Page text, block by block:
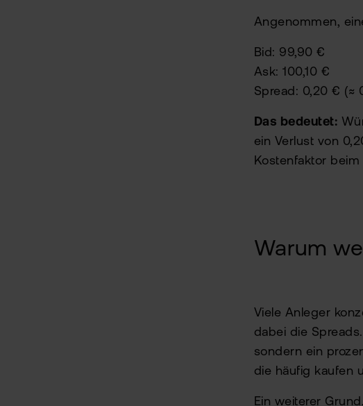
Angenommen,
Bid: 99,90 €
Ask: 100,10 €
Spread: 0,20 € (≈
Das bedeutet:
ein Verlust von
Kostenfaktor
Warum
Viele Anleger
dabei die
sondern ein
die häufig kaufen
Ein weiterer